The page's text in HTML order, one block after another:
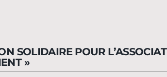
SOLIDAIRE POUR
»